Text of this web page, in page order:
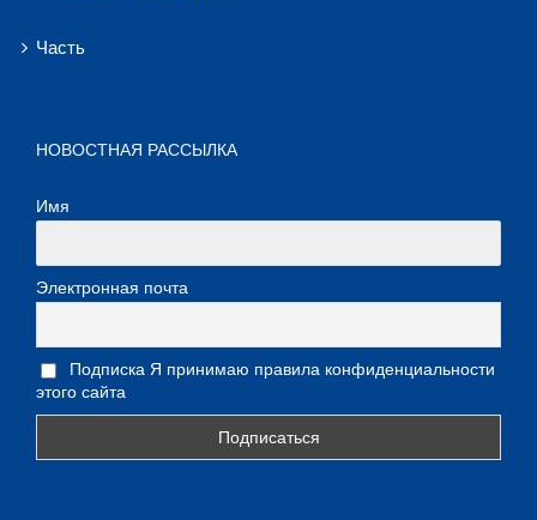
Часть
НОВОСТНАЯ РАССЫЛКА
Имя
Электронная почта
Подписка Я принимаю правила конфиденциальности
этого сайта